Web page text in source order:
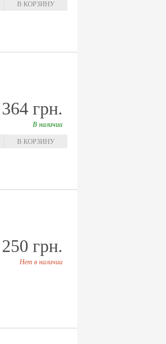
В КОРЗИНУ
364 грн.
В наличии
В КОРЗИНУ
250 грн.
Нет в наличии